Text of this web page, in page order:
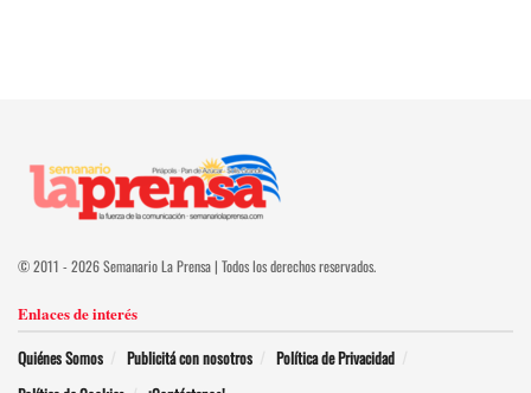
© 2011 - 2026 Semanario La Prensa | Todos los derechos reservados.
Enlaces de interés
Quiénes Somos Publicitá con nosotros
Política de Privacidad